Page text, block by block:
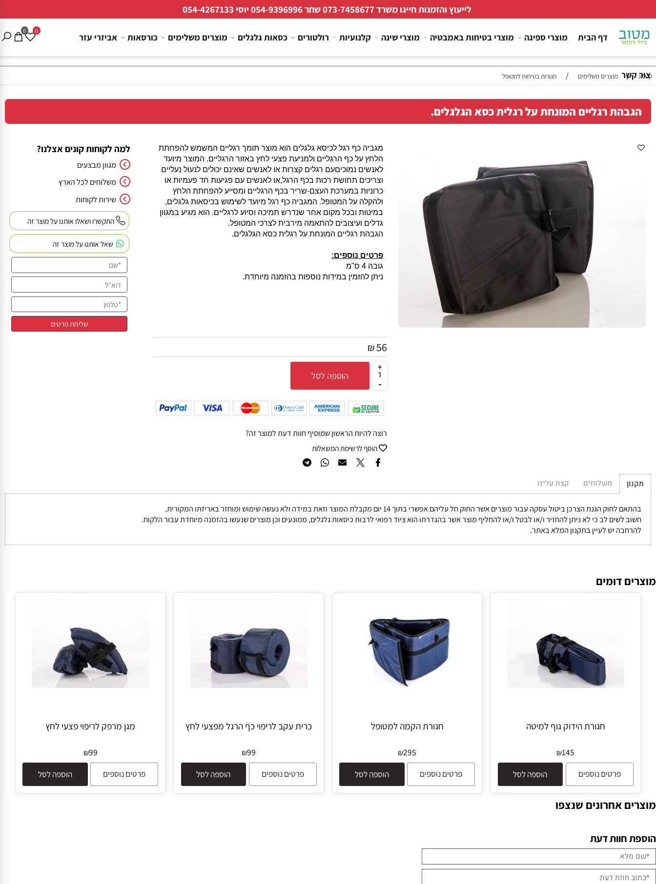
לייעוץ והזמנות חייגו משרד073-7458677שחר054-9396996יוסי054-4267133
0 0
דף הבית מוצרי ספיגה מוצרי בטיחות באמבטיה מוצרי שינה קלנועיות רולטורים כסאות גלגלים מוצרים משלימים כורסאות אביזרי עזר
מוצרים משלימים / חגורות בטיחות למטופל
רגליים המונחת על רגלית כסא הגלגלים.
מגביה כף רגל לכיסא גלגלים הוא מוצר תומך רגליים המשמש להפחתת
הלחץ על כף הרגליים ולמניעת פצעי לחץ באזור הרגליים. המוצר מיועד
לאנשים נמוכיםעם רגלים קצרות או לאנשים שאינם יכולים לנעול נעליים
וצריכים תחושת רכות בכף הרגל,או לאנשים עם פגיעות חד פעמיות או
כרוניות במערכת העצם-שריר בכף הרגליים ומסייע להפחתת הלחץ
ולהקלה על המטופל. המגביה כף רגל מיועד לשימוש בכיסאות גלגלים,
במיטות ובכל מקום אחר שנדרש תמיכה וסיוע לרגליים. הוא מגיע במגוון
גדלים ועיצובים להתאמה מירבית לצרכי המטופל.
פרטים נוספים:
גובה 4 ס"מ
₪
הוספה לסל
רוצה להיות הראשון שמוסיף חוות דעת למוצר זה?
הוסף לרשימת המשאלות
למה לקוחות קונים אצלנו?
מגוון מבצעים
משלוחים לכל הארץ
שירות לקוחות
התקשרו ושאלו אותנו על מוצר זה
שאל אותנו על מוצר זה
משלוחים
הגנת הצרכן ביטול עסקה עבור מוצרים אשר החוק חל עליהם אפשרי בתוך 14 יום מקבלת המוצר וזאת במידה ולא נעשה שימוש ומוחזר באריזתו המקורית.
חגורת הידוק גוף למיטה
₪145
פרטים נוספים
הוספה לסל
חגורת הקמה למטופל
₪295
כרית עקב לריפוי כף הרגל מפצעי לחץ
₪99
מגן מרפק לריפוי פצעי לחץ
₪99
אחרונים שנצפו
דעת